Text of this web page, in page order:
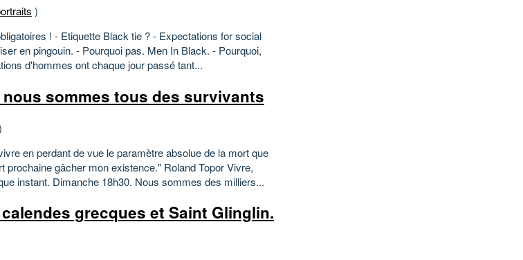
)
! - Etiquette Black tie ? - Expectations for social
en pingouin. - Pourquoi pas. Men In Black. - Pourquoi,
d'hommes ont chaque jour passé tant...
sommes tous des survivants
en perdant de vue le paramètre absolue de la mort que
prochaine gâcher mon existence." Roland Topor Vivre,
instant. Dimanche 18h30. Nous sommes des milliers...
grecques et Saint Glinglin.